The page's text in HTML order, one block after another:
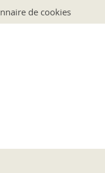
de cookies